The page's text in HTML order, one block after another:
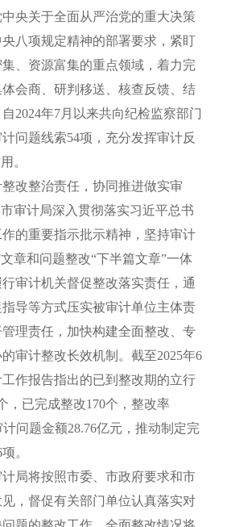
央关于全面从严治党的重大决策
八项规定精神的部署要求，紧盯
、资源富集的重点领域，着力完
会商、研判移送、核查反馈、结
2024年7月以来共向纪检监察部门
问题线索54项，充分发挥审计反
。
整治责任，协同推进做实审
审计局深入贯彻落实习近平总书
的重要指示批示精神，坚持审计
章和问题整改“下半篇文章”一体
审计机关督促整改落实责任，通
导等方式压实被审计单位主体责
理责任，加快构建全面整改、专
审计整改长效机制。截至2025年6
作报告指出的已到整改期的立行
，已完成整改170个，整改率
计问题金额28.76亿元，推动制定完
。
将按照市委、市政府要求和市
见，督促有关部门单位认真落实对